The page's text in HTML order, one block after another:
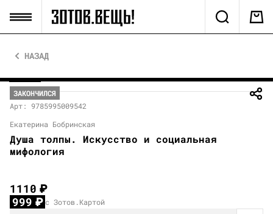
НАЗАД
ЗАКОНЧИЛСЯ
Арт: 9785995009542
Екатерина Бобринская
Душа толпы. Искусство и социальная
мифология
1110₽
999₽ с Зотов.Картой